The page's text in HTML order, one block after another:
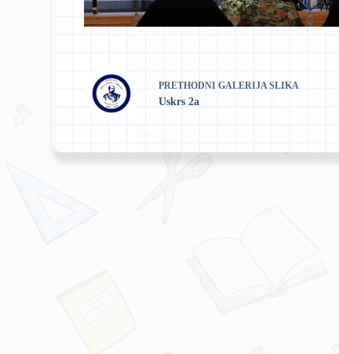
PRETHODNIGALERIJA SLIKA
Uskrs 2a